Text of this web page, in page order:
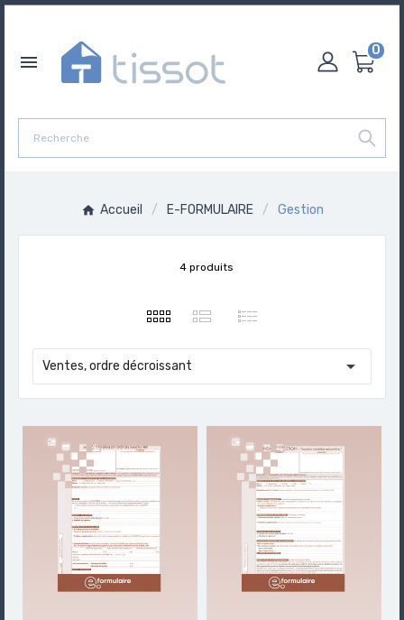

0
Accueil E-FORMULAIRE Gestion
4 produits
Ventes, ordre décroissant 